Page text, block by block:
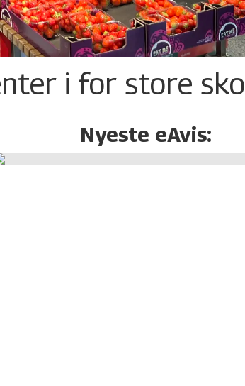
i for store sko
Nyeste eAvis: